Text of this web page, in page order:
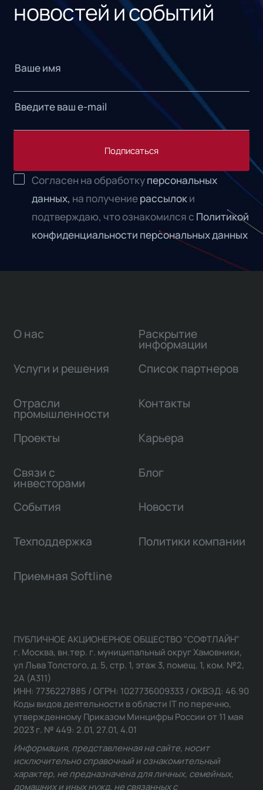
новостей и событий
Подписаться
Согласен на обработкуперсональных
данных, на получениерассылоки
подтверждаю, что ознакомился с Политикой
конфиденциальности персональных данных
О нас
Услуги и решения
Отрасли
промышленности
Проекты
Связи с
инвесторами
Раскрытие
информации
Список партнеров
Контакты
Карьера
Блог
События Новости
Техподдержка Политики компании
Приемная Softline
ПУБЛИЧНОЕ АКЦИОНЕРНОЕ ОБЩЕСТВО "СОФТЛАЙН"
г. Москва, вн.тер. г. муниципальный округ Хамовники,
ул Льва Толстого, д. 5, стр. 1, этаж 3, помещ. 1, ком. №2,
2А (А311)
ИНН: 7736227885 / ОГРН: 1027736009333 / ОКВЭД: 46.90
Коды видов деятельности в области IT по перечню,
утвержденному Приказом Минцифры России от 11 мая
2023 г. № 449: 2.01, 27.01, 4.01
Информация, представленная на сайте, носит
исключительно справочный и ознакомительный
характер, не предназначена для личных, семейных,
домашних и иных нужд, не связанных с